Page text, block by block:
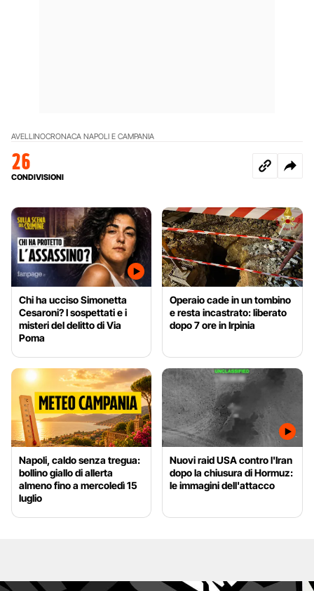
AVELLINOCRONACA NAPOLI E CAMPANIA
26
CONDIVISIONI
Chi ha ucciso Simonetta
Cesaroni? I sospettati e i
misteri del delitto di Via
Poma
Operaio cade in un tombino
e resta incastrato: liberato
dopo 7 ore in Irpinia
Napoli, caldo senza tregua:
bollino giallo di allerta
almeno fino a mercoledì 15
luglio
Nuovi raid USA contro l'Iran
dopo la chiusura di Hormuz:
le immagini dell'attacco